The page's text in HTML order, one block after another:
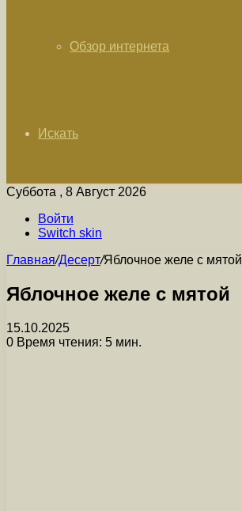
Обзор интернета
Искать
Суббота , 8 Август 2026
Войти
Switch skin
Главная/Десерт/Яблочное желе с мятой
Яблочное желе с мятой
15.10.2025
0 Время чтения: 5 мин.